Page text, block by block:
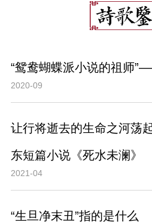
“鸳鸯蝴蝶派小说的祖师
2020-09
让行将逝去的生命之河
东短篇小说《死水未澜》
2021-04
“生旦净末丑”指的是什么